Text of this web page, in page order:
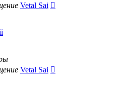
Vetal Sai
Vetal Sai